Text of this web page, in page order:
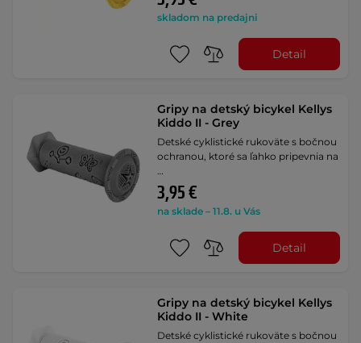
skladom na predajni
Detail
Gripy na detský bicykel Kellys
Kiddo II - Grey
Detské cyklistické rukoväte s bočnou
ochranou, ktoré sa ľahko pripevnia na
…
3,95 €
na sklade – 11.8. u Vás
Detail
Gripy na detský bicykel Kellys
Kiddo II - White
Detské cyklistické rukoväte s bočnou